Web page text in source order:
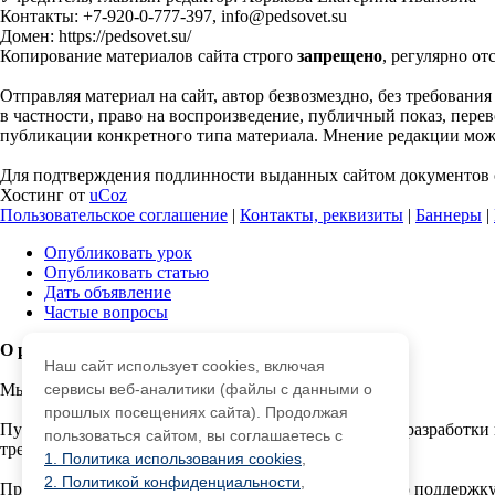
Контакты: +7-920-0-777-397, info@pedsovet.su
Домен: https://pedsovet.su/
Копирование материалов сайта строго запрещено, регулярно
Отправляя материал на сайт, автор безвозмездно, без
в частности, право на воспроизведение, публичный показ,
публикации конкретного типа материала. Мнение редакции
Для подтверждения подлинности выданных сайтом документов
Хостинг от uCoz
Пользовательское соглашение | Контакты, реквизиты | Баннеры |
Опубликовать урок
Опубликовать статью
Дать объявление
Частые вопросы
О работе с сайтом
Мы используем cookie.
Публикуя материалы на сайте (комментарии, статьи,
третьми лицами.
При этом редакция сайта готова оказывать всяческую
Наш сайт использует cookies, включая
сервисы веб-аналитики (файлы с данными о
прошлых посещениях сайта). Продолжая
пользоваться сайтом, вы соглашаетесь с
1. Политика использования cookies
2. Политикой конфиденциальности